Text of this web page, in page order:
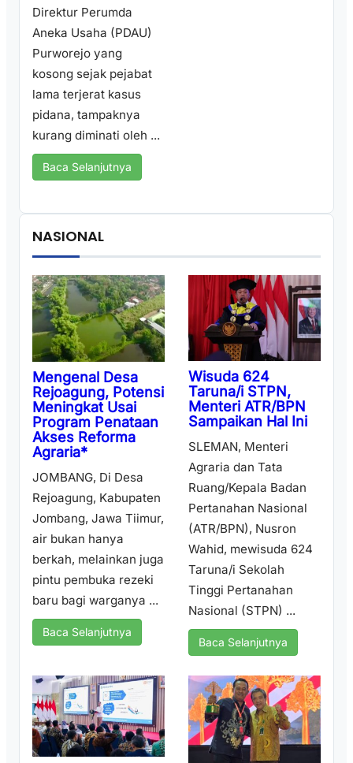
Direktur Perumda
Aneka Usaha (PDAU)
Purworejo yang
kosong sejak pejabat
lama terjerat kasus
pidana, tampaknya
kurang diminati oleh ...
Baca Selanjutnya
NASIONAL
Mengenal Desa
Rejoagung, Potensi
Meningkat Usai
Program Penataan
Akses Reforma
Agraria*
JOMBANG, Di Desa
Rejoagung, Kabupaten
Jombang, Jawa Tiimur,
air bukan hanya
berkah, melainkan juga
pintu pembuka rezeki
baru bagi warganya ...
Baca Selanjutnya
Wisuda 624
Taruna/i STPN,
Menteri ATR/BPN
Sampaikan Hal Ini
SLEMAN, Menteri
Agraria dan Tata
Ruang/Kepala Badan
Pertanahan Nasional
(ATR/BPN), Nusron
Wahid, mewisuda 624
Taruna/i Sekolah
Tinggi Pertanahan
Nasional (STPN) ...
Baca Selanjutnya